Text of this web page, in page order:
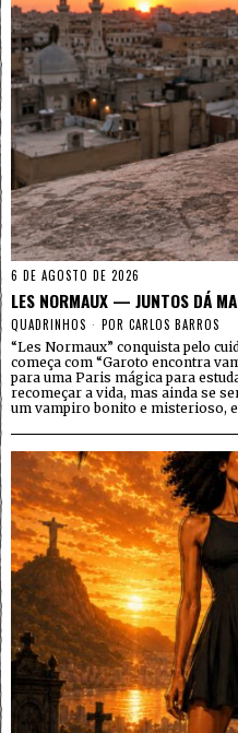
6 DE AGOSTO DE 2026
LES NORMAUX — JUNTOS DÁ
QUADRINHOS POR CARLOS BARROS
“Les Normaux” conquista pelo
começa com “Garoto encontra
para uma Paris mágica para
recomeçar a vida, mas ainda se
um vampiro bonito e misterioso,